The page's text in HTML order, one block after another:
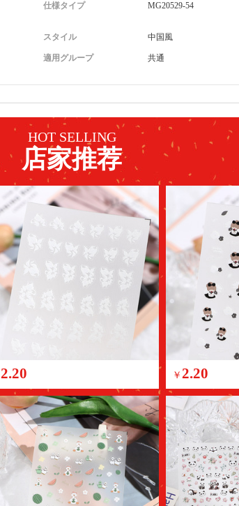
仕様タイプ MG20529-54
スタイル 中国風
適用グループ 共通
HOT SELLING
店家推荐
2.20 ￥ 2.20